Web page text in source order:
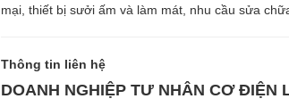
mại, thiết bị sưởi ấm và làm mát, nhu cầu sửa
Thông tin liên hệ
DOANH NGHIỆP TƯ NHÂN CƠ ĐIỆN